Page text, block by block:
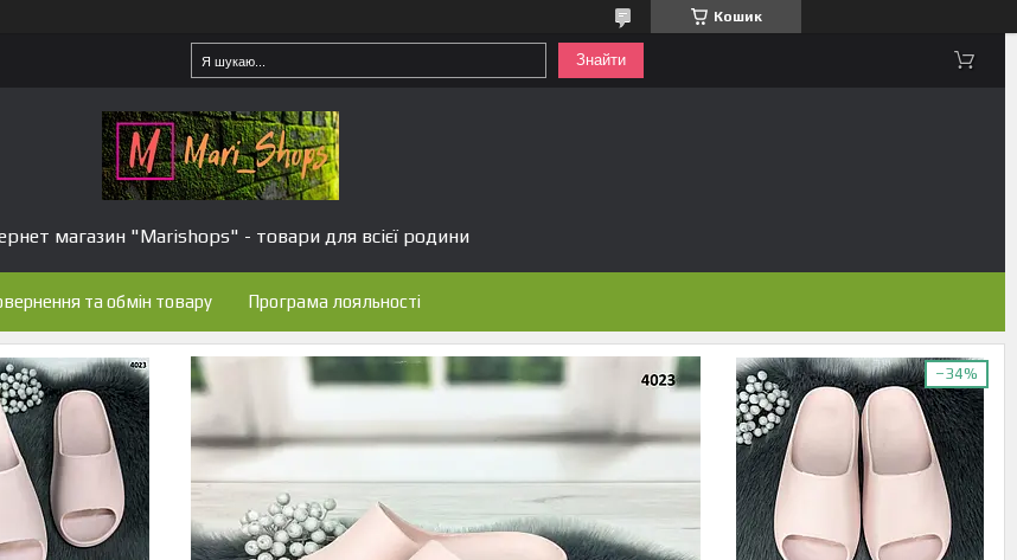
Кошик
Знайти
магазин "Marishops" - товари для всієї родини
та обмін товару Програма лояльності
–34%